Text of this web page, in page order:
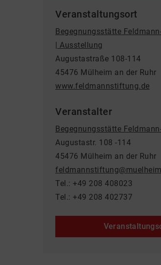
Veranstaltungsort
Begegnungsstätte
| Ausstellung
Augustastraße 108-114
45476 Mülheim an der Ruhr
www.feldmannstiftung.de
Veranstalter
Begegnungsstätte
Augustastr. 108 -114
45476 Mülheim an der Ruhr
Tel.: +49 208 408023
Tel.: +49 208 402737